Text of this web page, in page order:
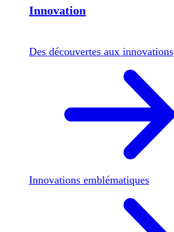
Innovation
Des découvertes aux innovations
Innovations emblématiques